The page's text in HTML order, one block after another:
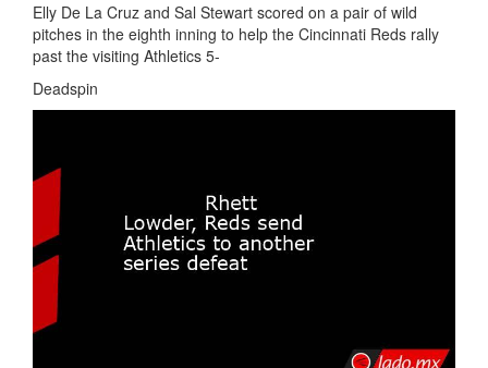
Elly De La Cruz and Sal Stewart scored on a pair of wild
pitches in the eighth inning to help the Cincinnati Reds rally
past the visiting Athletics 5-
Deadspin